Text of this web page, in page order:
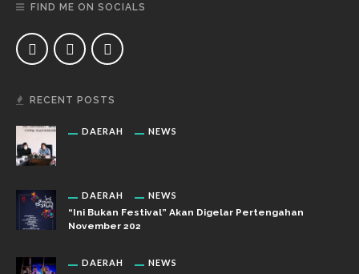
FIND ME ON SOCIALS
RECENT POSTS
DAERAH NEWS
DAERAH NEWS
“Ini Bukan Festival” Akan Digelar Pertengahan
November 202
DAERAH NEWS